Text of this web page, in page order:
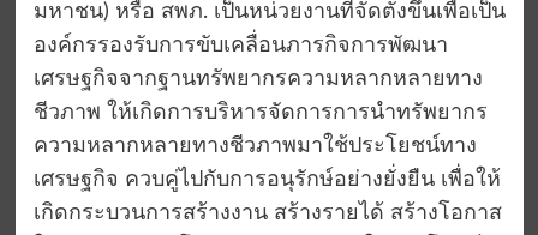
มหาชน) หรือ สพภ. เป็นหน่วยงานที่จัดตั้งขึ้นเพื่อเป็น
องค์กรรองรับการขับเคลื่อนภารกิจการพัฒนา
เศรษฐกิจจากฐานทรัพยากรความหลากหลายทาง
ชีวภาพ ให้เกิดการบริหารจัดการการนำทรัพยากร
ความหลากหลายทางชีวภาพมาใช้ประโยชน์ทาง
เศรษฐกิจ ควบคู่ไปกับการอนุรักษ์อย่างยั่งยืน เพื่อให้
เกิดกระบวนการสร้างงาน สร้างรายได้ สร้างโอกาส